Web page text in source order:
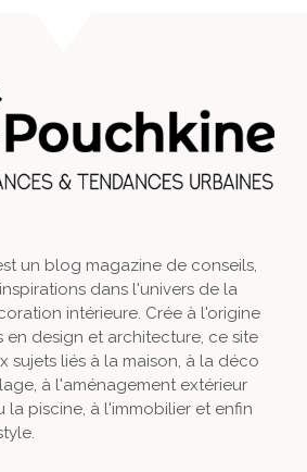
un blog magazine de conseils,
dans l'univers de la
intérieure. Crée à l'origine
en design et architecture, ce site
sujets liés à la maison, à la déco
à l'aménagement extérieur
la piscine, à l'immobilier et enfin